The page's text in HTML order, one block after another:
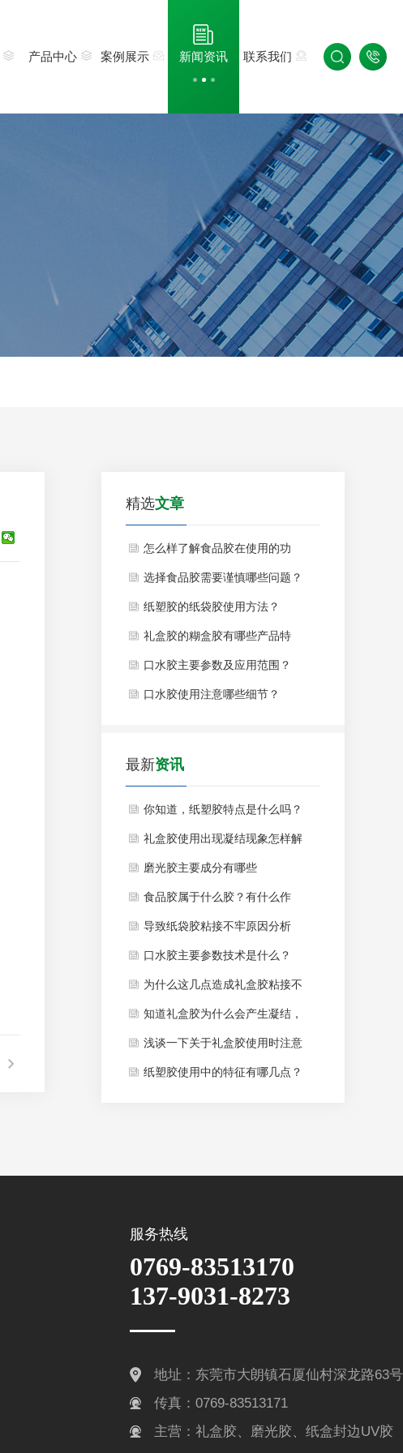
产品中心 案例展示 新闻资讯 联系我们
精选文章
怎么样了解食品胶在使用的功
能？
选择食品胶需要谨慎哪些问题？
纸塑胶的纸袋胶使用方法？
礼盒胶的糊盒胶有哪些产品特
点？
口水胶主要参数及应用范围？
口水胶使用注意哪些细节？
最新资讯
你知道，纸塑胶特点是什么吗？
礼盒胶使用出现凝结现象怎样解
决比较好？
磨光胶主要成分有哪些
食品胶属于什么胶？有什么作
用？
导致纸袋胶粘接不牢原因分析
口水胶主要参数技术是什么？
为什么这几点造成礼盒胶粘接不
牢原因呢？
知道礼盒胶为什么会产生凝结，
这个问题你了解吗？
浅谈一下关于礼盒胶使用时注意
什么？
纸塑胶使用中的特征有哪几点？
服务热线
0769-83513170
137-9031-8273
地址：东莞市大朗镇石厦仙村深龙路63号
传真：0769-83513171
主营：礼盒胶、磨光胶、纸盒封边UV胶